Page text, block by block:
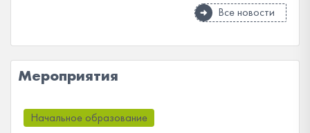
Все новости
Мероприятия
Начальное образование